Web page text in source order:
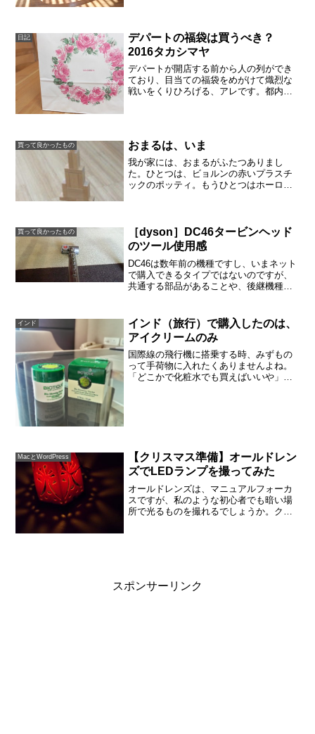
日記
デパートの福袋は買うべき？
2016タカシマヤ
デパートが開店する前から人の列ができ
ており、目当ての福袋をめがけて熾烈な
戦いをくりひろげる、アレです。都内の
買って良かったもの おまるは、いま
我が家には、おまるがふたつありまし
た。ひとつは、ビョルンの赤いプラスチ
ックのポッティ。もうひとつはホーロー
であります。渋滞や急にトイ...
買って良かったもの
［dyson］DC46タービンヘッド
のツール使用感
DC46は数年前の機種ですし、いまネット
で購入できるタイプではないのですが、
共通する部品があることや、後継機種を
き間ノズル我が家では、掃除機をかける
前にクイックルワイパ...
インド
インド（旅行）で購入したのは、
アイクリームのみ
国際線の飛行機に搭乗する時、みずもの
って手荷物に入れたくありませんよね。
「どこかで化粧水でも買えばいいや」と
MacとWordPress
【クリスマス準備】オールドレン
ズでLEDランプを撮ってみた
オールドレンズは、マニュアルフォーカ
スですが、私のような初心者でも暗い場
所で光るものを撮れるでしょうか。クリ
スポンサーリンク